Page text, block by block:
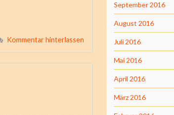
Kommentar hinterlassen
September 2016
August 2016
Juli 2016
Mai 2016
April 2016
März 2016